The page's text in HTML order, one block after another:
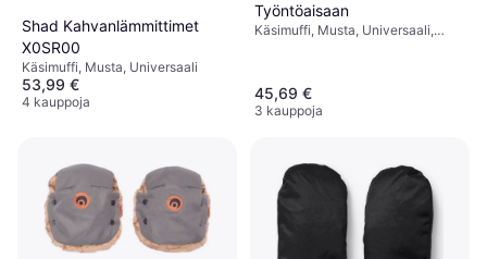
Shad Kahvanlämmittimet
X0SR00
Käsimuffi, Musta, Universaali
53,99 €
4 kauppoja
Työntöaisaan
Käsimuffi, Musta, Universaali,
45,69 €
3 kauppoja